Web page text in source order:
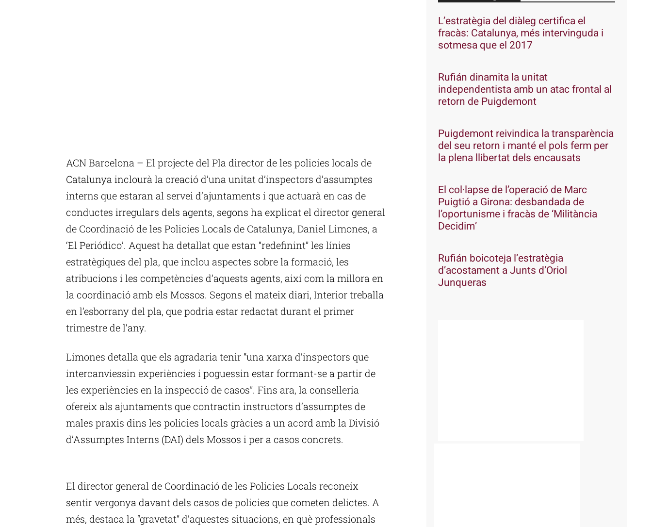
ACN Barcelona – El projecte del Pla director de les policies locals de
Catalunya inclourà la creació d’una unitat d’inspectors d’assumptes
interns que estaran al servei d’ajuntaments i que actuarà en cas de
conductes irregulars dels agents, segons ha explicat el director general
de Coordinació de les Policies Locals de Catalunya, Daniel Limones, a
‘El Periódico’. Aquest ha detallat que estan “redefinint” les línies
estratègiques del pla, que inclou aspectes sobre la formació, les
atribucions i les competències d’aquests agents, així com la millora en
la coordinació amb els Mossos. Segons el mateix diari, Interior treballa
en l’esborrany del pla, que podria estar redactat durant el primer
trimestre de l’any.
Limones detalla que els agradaria tenir “una xarxa d’inspectors que
intercanviessin experiències i poguessin estar formant-se a partir de
les experiències en la inspecció de casos”. Fins ara, la conselleria
ofereix als ajuntaments que contractin instructors d’assumptes de
males praxis dins les policies locals gràcies a un acord amb la Divisió
d’Assumptes Interns (DAI) dels Mossos i per a casos concrets.
El director general de Coordinació de les Policies Locals reconeix
sentir vergonya davant dels casos de policies que cometen delictes. A
més, destaca la “gravetat” d’aquestes situacions, en què professionals
L’estratègia del diàleg certifica el
fracàs: Catalunya, més intervinguda i
sotmesa que el 2017
Rufián dinamita la unitat
independentista amb un atac frontal al
retorn de Puigdemont
Puigdemont reivindica la transparència
del seu retorn i manté el pols ferm per
la plena llibertat dels encausats
El col·lapse de l’operació de Marc
Puigtió a Girona: desbandada de
l’oportunisme i fracàs de ‘Militància
Decidim’
Rufián boicoteja l’estratègia
d’acostament a Junts d’Oriol
Junqueras